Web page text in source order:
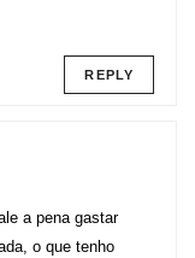
REPLY
a pena gastar
o que tenho